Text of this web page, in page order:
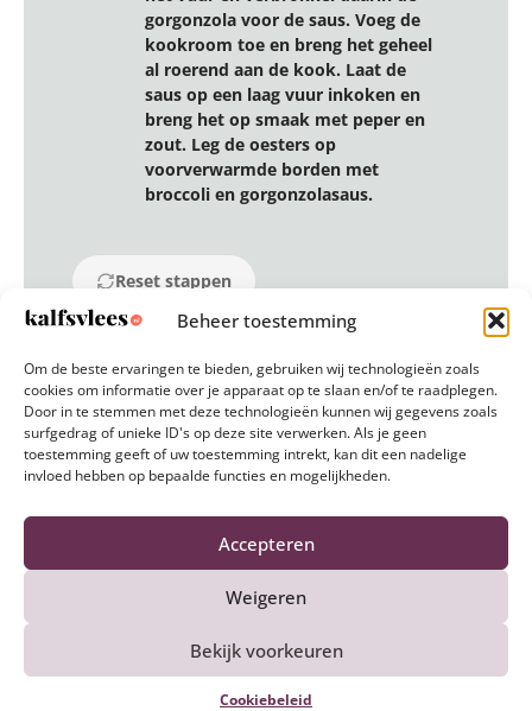
Beheer toestemming
Om de beste ervaringen te bieden, gebruiken wij technologieën zoals
cookies om informatie over je apparaat op te slaan en/of te raadplegen.
Door in te stemmen met deze technologieën kunnen wij gegevens zoals
surfgedrag of unieke ID's op deze site verwerken. Als je geen
toestemming geeft of uw toestemming intrekt, kan dit een nadelige
invloed hebben op bepaalde functies en mogelijkheden.
Accepteren
Weigeren
Bekijk voorkeuren
Cookiebeleid
gorgonzola voor de saus. Voeg de
kookroom toe en breng het geheel
al roerend aan de kook. Laat de
saus op een laag vuur inkoken en
breng het op smaak met peper en
zout. Leg de oesters op
voorverwarmde borden met
broccoli en gorgonzolasaus.
Reset stappen
Ook lekker om te maken